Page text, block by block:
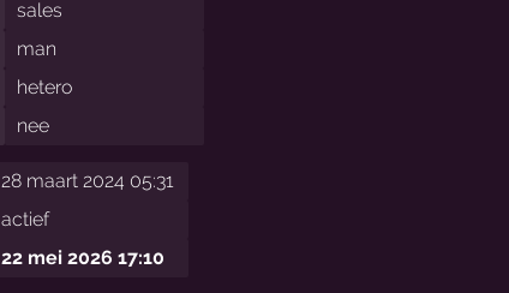
sales
man
hetero
nee
28 maart 2024 05:31
actief
22 mei 2026 17:10